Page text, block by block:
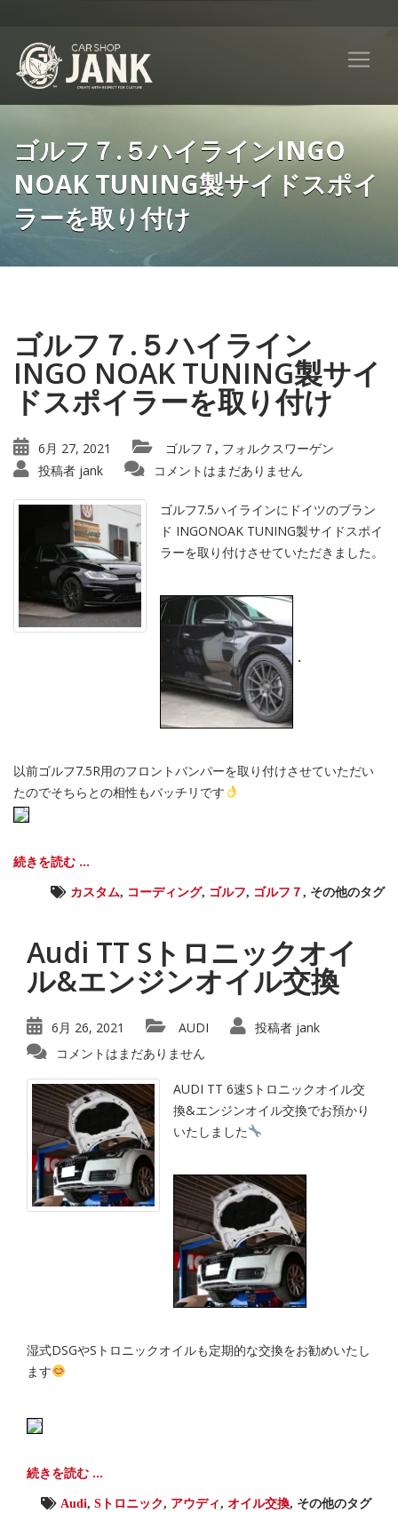
ゴルフ７.５ハイラインINGO
NOAK TUNING製サイドスポイ
ラーを取り付け
ゴルフ７.５ハイライン
INGO NOAK TUNING製サイ
ドスポイラーを取り付け
6月 27, 2021 ゴルフ７ , フォルクスワーゲン
投稿者 jank コメントはまだありません
ゴルフ7.5ハイラインにドイツのブラン
ド INGONOAK TUNING製サイドスポイ
ラーを取り付けさせていただきました。
・
以前ゴルフ7.5R用のフロントバンパーを取り付けさせていただい
たのでそちらとの相性もバッチリです
続きを読む ...
カスタム, コーディング, ゴルフ, ゴルフ７ , その他のタグ
Audi TT Sトロニックオイ
ル&エンジンオイル交換
6月 26, 2021 AUDI 投稿者 jank
コメントはまだありません
AUDI TT 6速Sトロニックオイル交
換&エンジンオイル交換でお預かり
いたしました
湿式DSGやSトロニックオイルも定期的な交換をお勧めいたし
ます
続きを読む ...
Audi, Sトロニック, アウディ, オイル交換, その他のタグ